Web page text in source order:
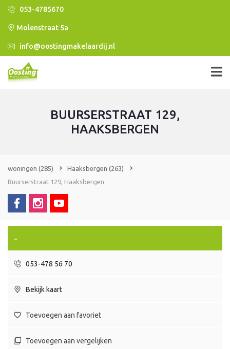
053-4785670
Molenstraat 5a
info@oostingmakelaardij.nl
BUURSERSTRAAT 129,
HAAKSBERGEN
woningen (285) Haaksbergen (263)
Buurserstraat 129, Haaksbergen
-
053-478 56 70
Bekijk kaart
Toevoegen aan favoriet
Toevoegen aan vergelijken